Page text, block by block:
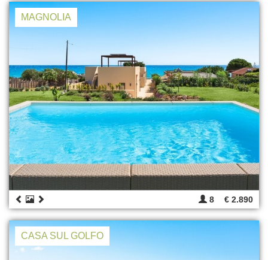
MAGNOLIA
8 € 2.890
CASA SUL GOLFO